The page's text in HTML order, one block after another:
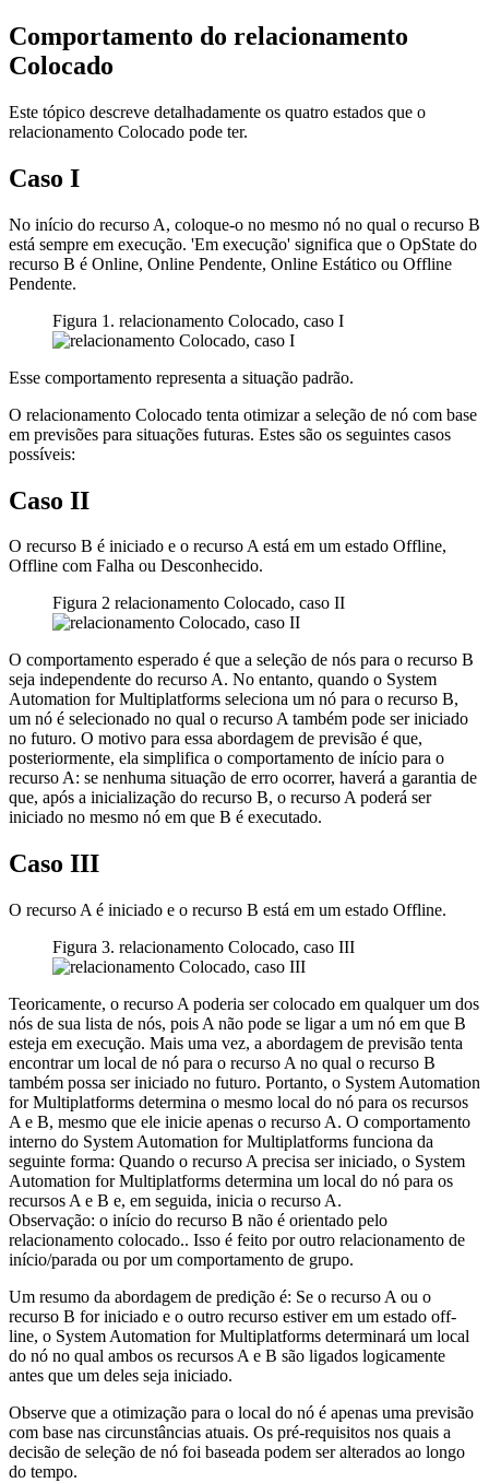
Comportamento do relacionamento
Colocado
Este tópico descreve detalhadamente os quatro estados que o
relacionamento Colocado pode ter.
Caso I
No início do recurso A, coloque-o no mesmo nó no qual o recurso B
está sempre em execução. 'Em execução' significa que o OpState do
recurso B é Online, Online Pendente, Online Estático ou Offline
Pendente.
Figura 1. relacionamento Colocado, caso I
Esse comportamento representa a situação padrão.
O relacionamento Colocado tenta otimizar a seleção de nó com base
em previsões para situações futuras. Estes são os seguintes casos
possíveis:
Caso II
O recurso B é iniciado e o recurso A está em um estado Offline,
Offline com Falha ou Desconhecido.
Figura 2 relacionamento Colocado, caso II
O comportamento esperado é que a seleção de nós para o recurso B
seja independente do recurso A. No entanto, quando o System
Automation for Multiplatforms seleciona um nó para o recurso B,
um nó é selecionado no qual o recurso A também pode ser iniciado
no futuro. O motivo para essa abordagem de previsão é que,
posteriormente, ela simplifica o comportamento de início para o
recurso A: se nenhuma situação de erro ocorrer, haverá a garantia de
que, após a inicialização do recurso B, o recurso A poderá ser
iniciado no mesmo nó em que B é executado.
Caso III
O recurso A é iniciado e o recurso B está em um estado Offline.
Figura 3. relacionamento Colocado, caso III
Teoricamente, o recurso A poderia ser colocado em qualquer um dos
nós de sua lista de nós, pois A não pode se ligar a um nó em que B
esteja em execução. Mais uma vez, a abordagem de previsão tenta
encontrar um local de nó para o recurso A no qual o recurso B
também possa ser iniciado no futuro. Portanto, o System Automation
for Multiplatforms determina o mesmo local do nó para os recursos
A e B, mesmo que ele inicie apenas o recurso A. O comportamento
interno do System Automation for Multiplatforms funciona da
seguinte forma: Quando o recurso A precisa ser iniciado, o System
Automation for Multiplatforms determina um local do nó para os
recursos A e B e, em seguida, inicia o recurso A.
Observação: o início do recurso B não é orientado pelo
relacionamento colocado.. Isso é feito por outro relacionamento de
início/parada ou por um comportamento de grupo.
Um resumo da abordagem de predição é: Se o recurso A ou o
recurso B for iniciado e o outro recurso estiver em um estado off-
line, o System Automation for Multiplatforms determinará um local
do nó no qual ambos os recursos A e B são ligados logicamente
antes que um deles seja iniciado.
Observe que a otimização para o local do nó é apenas uma previsão
com base nas circunstâncias atuais. Os pré-requisitos nos quais a
decisão de seleção de nó foi baseada podem ser alterados ao longo
do tempo.